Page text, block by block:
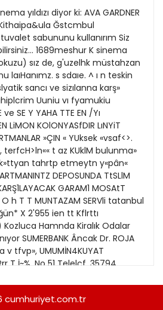
yıldızı diyor ki: AVA GARDNER
Ğstcmbul
sabununu kullanırım Siz
1689meshur K sinema
sız de, g'uzelhk müstahzan
laıHanımz. s sdaıe. ^ ı n teskin
sancı ve sizılanna karş»
Uuniu vı fyamukiu
ve SE Y YAHA TTE EN /Yı
LiMON KOlONYASfDIR LıNYiT
»ÇIN « YUksek «vsaf<>.
t az KUklM bulunma»
k»ttyan tahrtp etmeytn y«pân«
DEPOSUNDA TtSLlM
GARAM1 MOSAtT
O h T T MUNTAZAM SERVli tatanbul
X 2'955 ien tt Kflrttı
Kozluca Hamnda Kiralık Odalar
SUMERBANK Âncak Dr. ROJA
tfvp», UMUMİN4KUYAT
T İ~%. No 51 Telelçf. 35794
tltnanca llsanlanndan blrinı
V« 8S yajını geçmemış
cumhuriyet.com.tr